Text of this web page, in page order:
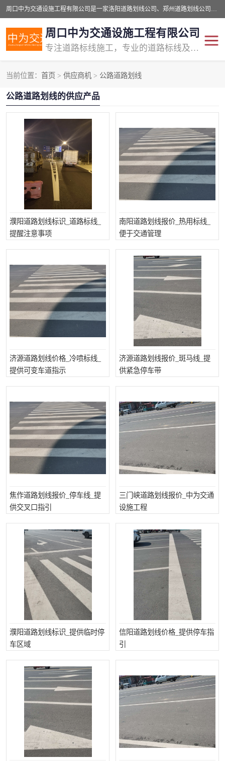
周口中为交通设施工程有限公司是一家洛阳道路划线公司、郑州道路划线公司、平顶山道路车位划线公司、开封车位划线公司、许昌道路车位划线公司、漯河道路车位划线公司，公司始终坚持“诚信、匠心、专注”的宗旨；我们的经营理念是：的服务。
周口中为交通设施工程有限公司
专注道路标线施工，专业的道路标线及交通设施施工服务商!
当前位置： 首页 > 供应商机 > 公路道路划线
公路道路划线的供应产品
濮阳道路划线标识_道路标线_
提醒注意事项
南阳道路划线报价_热用标线_
便于交通管理
济源道路划线价格_冷喷标线_
提供可变车道指示
济源道路划线报价_斑马线_提
供紧急停车带
焦作道路划线报价_停车线_提
供交叉口指引
三门峡道路划线报价_中为交通
设施工程
濮阳道路划线标识_提供临时停
车区域
信阳道路划线价格_提供停车指
引
道路标线划线 马路标线
道路标线 道路划线